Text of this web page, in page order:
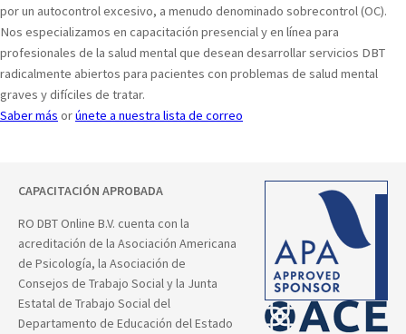
por un autocontrol excesivo, a menudo denominado sobrecontrol (OC).
Nos especializamos en capacitación presencial y en línea para
profesionales de la salud mental que desean desarrollar servicios DBT
radicalmente abiertos para pacientes con problemas de salud mental
graves y difíciles de tratar.
Saber más orúnete a nuestra lista de correo
CAPACITACIÓN APROBADA
RO DBT Online B.V. cuenta con la
acreditación de la Asociación Americana
de Psicología, la Asociación de
Consejos de Trabajo Social y la Junta
Estatal de Trabajo Social del
Departamento de Educación del Estado